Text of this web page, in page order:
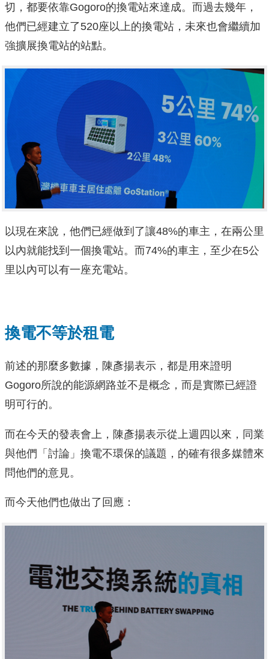
切，都要依靠Gogoro的換電站來達成。而過去幾年，
他們已經建立了520座以上的換電站，未來也會繼續加
強擴展換電站的站點。
以現在來說，他們已經做到了讓48%的車主，在兩公里
以內就能找到一個換電站。而74%的車主，至少在5公
里以內可以有一座充電站。
換電不等於租電
前述的那麼多數據，陳彥揚表示，都是用來證明
Gogoro所說的能源網路並不是概念，而是實際已經證
明可行的。
而在今天的發表會上，陳彥揚表示從上週四以來，同業
與他們「討論」換電不環保的議題，的確有很多媒體來
問他們的意見。
而今天他們也做出了回應：